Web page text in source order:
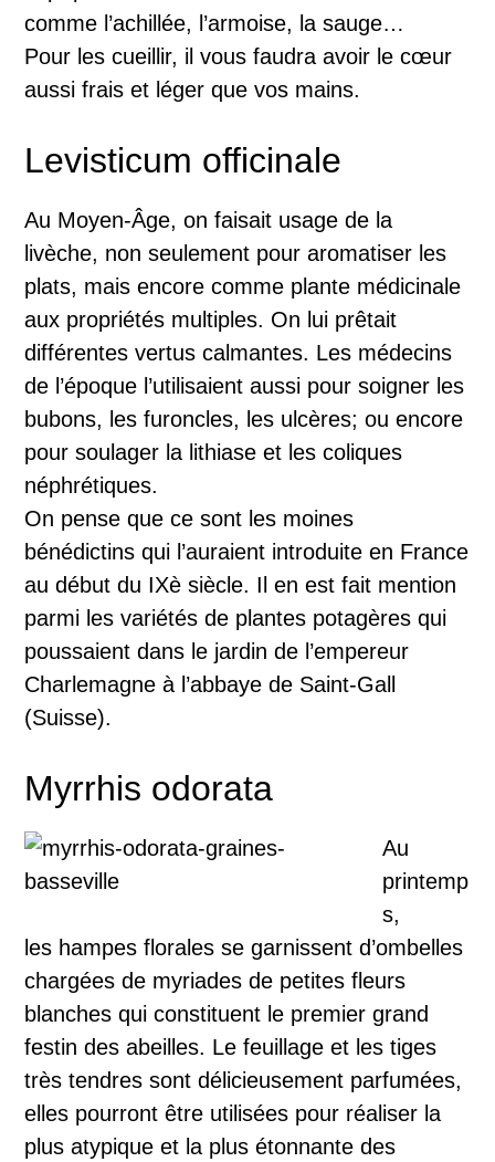
comme l’achillée, l’armoise, la sauge…
Pour les cueillir, il vous faudra avoir le cœur
aussi frais et léger que vos mains.
Levisticum officinale
Au Moyen-Âge, on faisait usage de la
livèche, non seulement pour aromatiser les
plats, mais encore comme plante médicinale
aux propriétés multiples. On lui prêtait
différentes vertus calmantes. Les médecins
de l’époque l’utilisaient aussi pour soigner les
bubons, les furoncles, les ulcères; ou encore
pour soulager la lithiase et les coliques
néphrétiques.
On pense que ce sont les moines
bénédictins qui l’auraient introduite en France
au début du IXè siècle. Il en est fait mention
parmi les variétés de plantes potagères qui
poussaient dans le jardin de l’empereur
Charlemagne à l’abbaye de Saint-Gall
(Suisse).
Myrrhis odorata
Au
printemp
s,
les hampes florales se garnissent d’ombelles
chargées de myriades de petites fleurs
blanches qui constituent le premier grand
festin des abeilles. Le feuillage et les tiges
très tendres sont délicieusement parfumées,
elles pourront être utilisées pour réaliser la
plus atypique et la plus étonnante des